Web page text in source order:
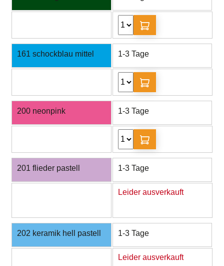
161 schockblau mittel 1-3 Tage
200 neonpink 1-3 Tage
201 flieder pastell 1-3 Tage
Leider ausverkauft
202 keramik hell pastell 1-3 Tage
Leider ausverkauft